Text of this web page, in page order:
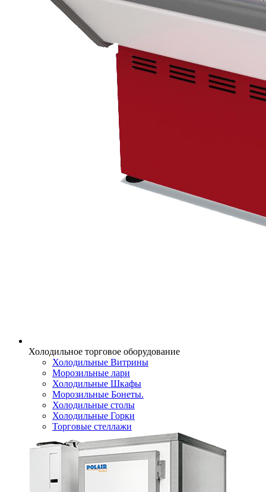
Холодильное торговое оборудование
Холодильные Витрины
Морозильные лари
Холодильные Шкафы
Морозильные Бонеты.
Холодильные столы
Холодильные Горки
Торговые стеллажи